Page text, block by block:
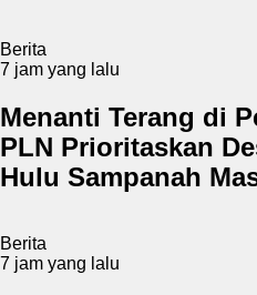
Berita
7 jam yang lalu
Menanti Terang di
PLN Prioritaskan
Hulu Sampanah
Berita
7 jam yang lalu